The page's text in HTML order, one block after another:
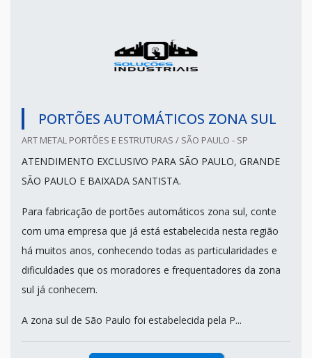
PORTÕES AUTOMÁTICOS ZONA SUL
ART METAL PORTÕES E ESTRUTURAS / SÃO PAULO - SP
ATENDIMENTO EXCLUSIVO PARA SÃO PAULO, GRANDE
SÃO PAULO E BAIXADA SANTISTA.
Para fabricação de portões automáticos zona sul, conte
com uma empresa que já está estabelecida nesta região
há muitos anos, conhecendo todas as particularidades e
dificuldades que os moradores e frequentadores da zona
sul já conhecem.
A zona sul de São Paulo foi estabelecida pela P...